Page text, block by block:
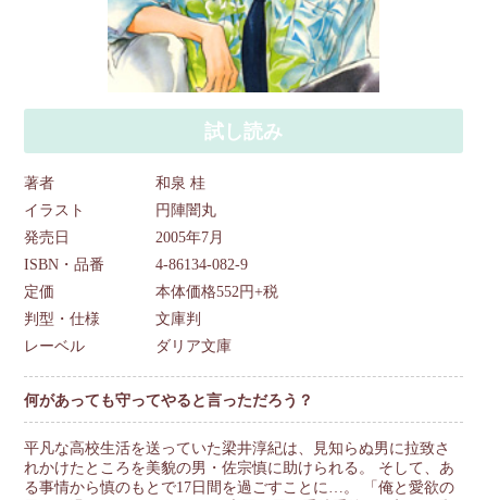
試し読み
著者
和泉 桂
イラスト
円陣闇丸
発売日
2005年7月
ISBN・品番
4-86134-082-9
定価
本体価格552円+税
判型・仕様
文庫判
レーベル
ダリア文庫
何があっても守ってやると言っただろう？
平凡な高校生活を送っていた梁井淳紀は、見知らぬ男に拉致さ
れかけたところを美貌の男・佐宗慎に助けられる。 そして、あ
る事情から慎のもとで17日間を過ごすことに…。 「俺と愛欲の